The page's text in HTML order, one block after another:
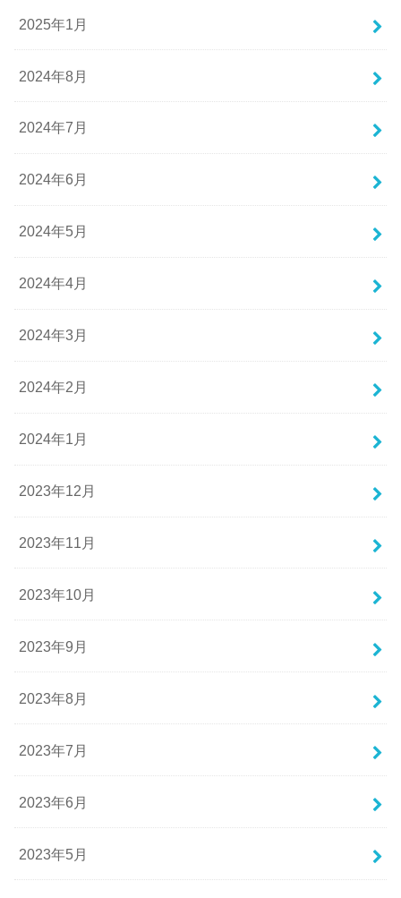
2025年1月
2024年8月
2024年7月
2024年6月
2024年5月
2024年4月
2024年3月
2024年2月
2024年1月
2023年12月
2023年11月
2023年10月
2023年9月
2023年8月
2023年7月
2023年6月
2023年5月